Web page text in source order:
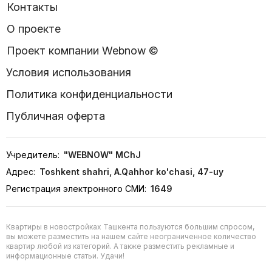
Контакты
О проекте
Проект компании Webnow ©
Условия использования
Политика конфиденциальности
Публичная оферта
Учредитель: "WEBNOW" MChJ
Адрес: Toshkent shahri, A.Qahhor ko'chasi, 47-uy
Регистрация электронного СМИ: 1649
Квартиры в новостройках Ташкента пользуются большим спросом,
вы можете разместить на нашем сайте неограниченное количество
квартир любой из категорий. А также разместить рекламные и
информационные статьи. Удачи!